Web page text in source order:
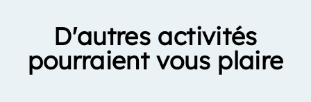
D'autres activités
pourraient vous plaire